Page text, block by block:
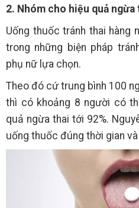
2. Nhóm cho hiệu quả ngừa
Uống thuốc tránh thai hàng
trong những biện pháp
phụ nữ lựa chọn.
Theo đó cứ trung bình 100
thì có khoảng 8 người có
quả ngừa thai tới 92%.
uống thuốc đúng thời gian